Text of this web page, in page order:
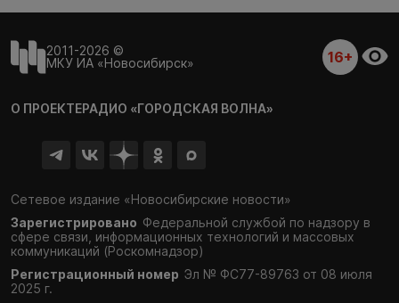
2011-2026 ©
МКУ ИА «Новосибирск»
16+
О ПРОЕКТЕРАДИО «ГОРОДСКАЯ ВОЛНА»
Сетевое издание «Новосибирские новости»
Зарегистрировано Федеральной службой по надзору в
сфере связи, информационных технологий и массовых
коммуникаций (Роскомнадзор)
Регистрационный номер Эл № ФС77-89763 от 08 июля
2025 г.